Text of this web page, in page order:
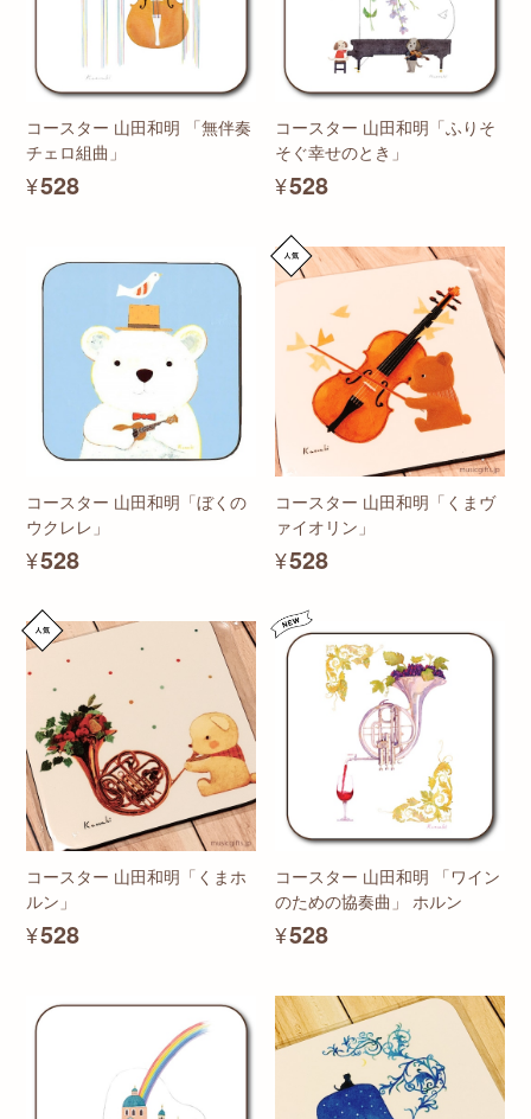
コースター 山田和明 「無伴奏
チェロ組曲」
¥528
コースター 山田和明「ふりそ
そぐ幸せのとき」
¥528
コースター 山田和明「ぼくの
ウクレレ」
¥528
コースター 山田和明「くまヴ
ァイオリン」
¥528
コースター 山田和明「くまホ
ルン」
¥528
コースター 山田和明 「ワイン
のための協奏曲」 ホルン
¥528